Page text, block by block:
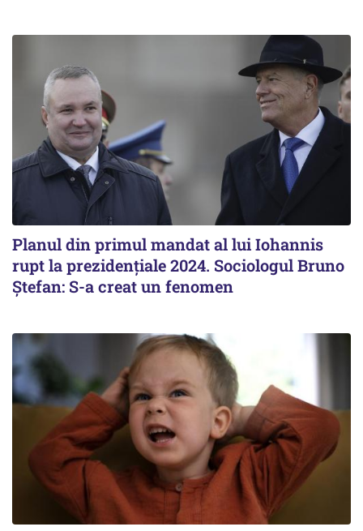
Planul din primul mandat al lui Iohannis
rupt la prezidențiale 2024. Sociologul Bruno
Ștefan: S-a creat un fenomen